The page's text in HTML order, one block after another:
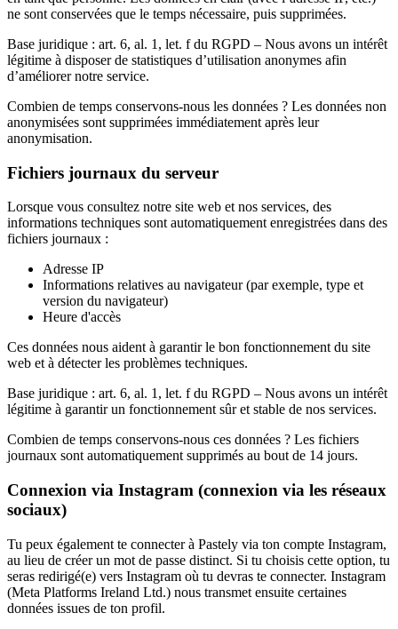
ne sont conservées que le temps nécessaire, puis supprimées.
Base juridique : art. 6, al. 1, let. f du RGPD – Nous avons un intérêt
légitime à disposer de statistiques d’utilisation anonymes afin
d’améliorer notre service.
Combien de temps conservons-nous les données ? Les données non
anonymisées sont supprimées immédiatement après leur
anonymisation.
Fichiers journaux du serveur
Lorsque vous consultez notre site web et nos services, des
informations techniques sont automatiquement enregistrées dans des
fichiers journaux :
Adresse IP
Informations relatives au navigateur(par exemple, type et
version du navigateur)
Heure d'accès
Ces données nous aident à garantir le bon fonctionnement du site
web et à détecter les problèmes techniques.
Base juridique : art. 6, al. 1, let. f du RGPD – Nous avons un intérêt
légitime à garantir un fonctionnement sûr et stable de nos services.
Combien de temps conservons-nous ces données ? Les fichiers
journaux sont automatiquement supprimés au bout de 14 jours.
Connexion via Instagram (connexion via les réseaux
sociaux)
Tu peux également te connecter à Pastely via ton compte Instagram,
au lieu de créer un mot de passe distinct. Si tu choisis cette option, tu
seras redirigé(e) vers Instagram où tu devras te connecter. Instagram
(Meta Platforms Ireland Ltd.) nous transmet ensuite certaines
données issues de ton profil.